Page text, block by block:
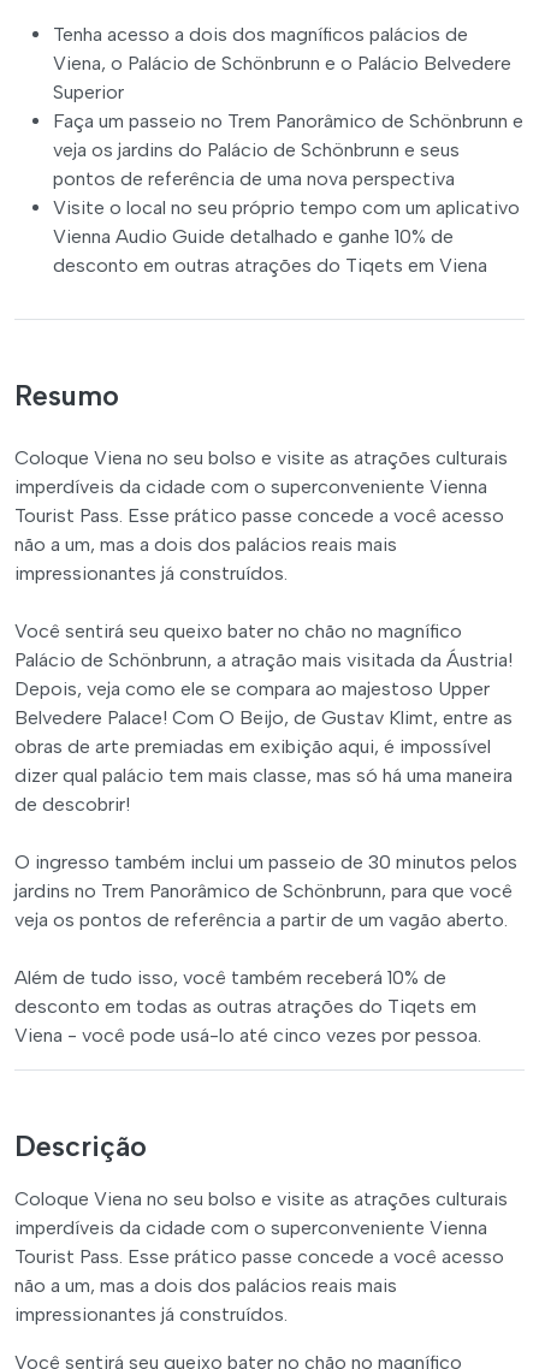
Tenha acesso a dois dos magníficos palácios de
Viena, o Palácio de Schönbrunn e o Palácio Belvedere
Superior
Faça um passeio no Trem Panorâmico de Schönbrunn e
veja os jardins do Palácio de Schönbrunn e seus
pontos de referência de uma nova perspectiva
Visite o local no seu próprio tempo com um aplicativo
Vienna Audio Guide detalhado e ganhe 10% de
desconto em outras atrações do Tiqets em Viena
Resumo
Coloque Viena no seu bolso e visite as atrações culturais
imperdíveis da cidade com o superconveniente Vienna
Tourist Pass. Esse prático passe concede a você acesso
não a um, mas a dois dos palácios reais mais
impressionantes já construídos.
Você sentirá seu queixo bater no chão no magnífico
Palácio de Schönbrunn, a atração mais visitada da Áustria!
Depois, veja como ele se compara ao majestoso Upper
Belvedere Palace! Com O Beijo, de Gustav Klimt, entre as
obras de arte premiadas em exibição aqui, é impossível
dizer qual palácio tem mais classe, mas só há uma maneira
de descobrir!
O ingresso também inclui um passeio de 30 minutos pelos
jardins no Trem Panorâmico de Schönbrunn, para que você
veja os pontos de referência a partir de um vagão aberto.
Além de tudo isso, você também receberá 10% de
desconto em todas as outras atrações do Tiqets em
Viena - você pode usá-lo até cinco vezes por pessoa.
Descrição
Coloque Viena no seu bolso e visite as atrações culturais
imperdíveis da cidade com o superconveniente Vienna
Tourist Pass. Esse prático passe concede a você acesso
não a um, mas a dois dos palácios reais mais
impressionantes já construídos.
Você sentirá seu queixo bater no chão no magnífico